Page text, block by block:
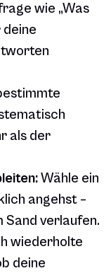
wie „Was
als der
Wähle ein
angehst –
Sand verlaufen.
wiederholte
deine